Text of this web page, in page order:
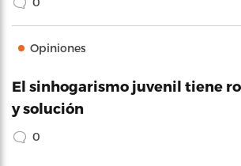
Opiniones
El sinhogarismo juvenil tiene
y solución
0